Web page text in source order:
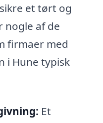
et tørt og
nogle af de
firmaer med
i Hune typisk
Et